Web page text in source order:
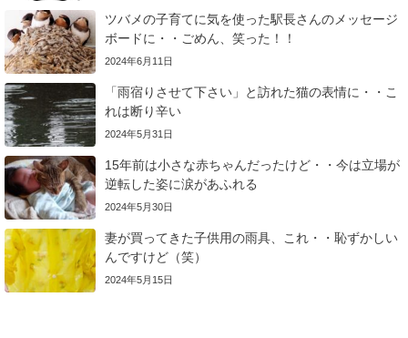
ツバメの子育てに気を使った駅長さんのメッセージ
ボードに・・ごめん、笑った！！
2024年6月11日
「雨宿りさせて下さい」と訪れた猫の表情に・・こ
れは断り辛い
2024年5月31日
15年前は小さな赤ちゃんだったけど・・今は立場が
逆転した姿に涙があふれる
2024年5月30日
妻が買ってきた子供用の雨具、これ・・恥ずかしい
んですけど（笑）
2024年5月15日